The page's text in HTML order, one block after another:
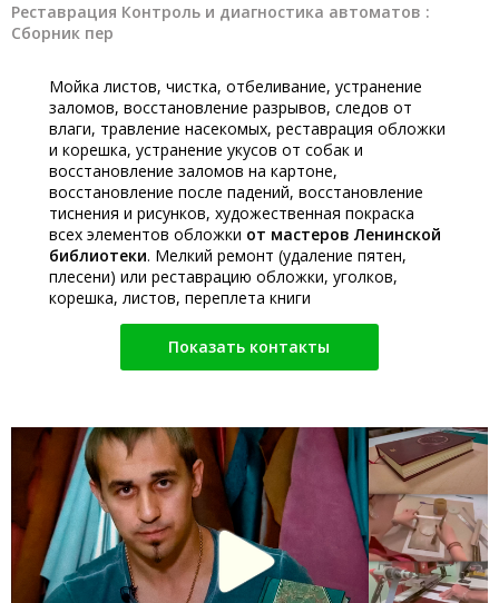
Реставрация Контроль и диагностика автоматов :
Сборник пер
Мойка листов, чистка, отбеливание, устранение
заломов, восстановление разрывов, следов от
влаги, травление насекомых, реставрация обложки
и корешка, устранение укусов от собак и
восстановление заломов на картоне,
восстановление после падений, восстановление
тиснения и рисунков, художественная покраска
всех элементов обложки от мастеров Ленинской
библиотеки. Мелкий ремонт (удаление пятен,
плесени) или реставрацию обложки, уголков,
корешка, листов, переплета книги
Показать контакты